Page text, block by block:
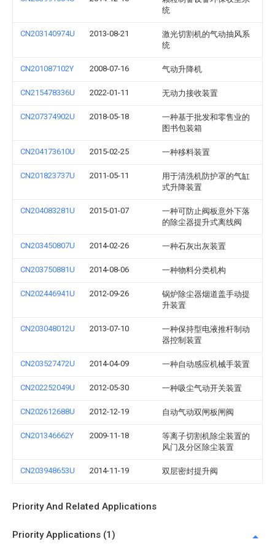
统
CN203140974U 2013-08-21
激光切割机的气动抽风系
统
CN201087102Y 2008-07-16 气动升降机
CN215478336U 2022-01-11 无动力接收装置
CN207374902U 2018-05-18
一种基于批发和零售业的
图书包装箱
CN204173610U 2015-02-25 一种移料装置
CN201823737U 2011-05-11
用于清洗机防护罩的气缸
式升降装置
CN204083281U 2015-01-07
一种可防止阀板意外下落
的除尘器提升式离线阀
CN203450807U 2014-02-26 一种石灰出灰装置
CN203750881U 2014-08-06 一种物料分类机构
CN202446941U 2012-09-26
锅炉除尘器烟道盖手动提
升装置
CN203048012U 2013-07-10
一种保持型电液推杆制动
器控制装置
CN203527472U 2014-04-09 一种自动感应机械手装置
CN202252049U 2012-05-30 一种吸尘气动开关装置
CN202612688U 2012-12-19 自动气动双闸板闸阀
CN201346662Y 2009-11-18
等离子切割机除尘装置的
风门及分区除尘装置
CN203948653U 2014-11-19 双层密封提升阀
Priority And Related Applications
Priority Applications (1)